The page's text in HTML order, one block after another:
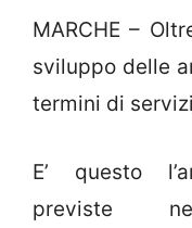
MARCHE –
sviluppo delle
termini di
E’ questo
previste